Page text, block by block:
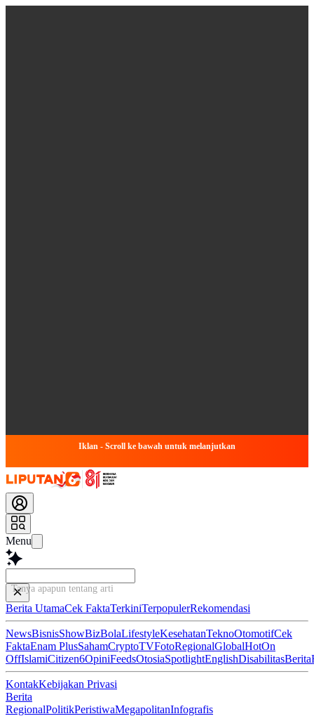
Iklan - Scroll ke bawah untuk melanjutkan
Menu
Tanya apapun tentang artikel ini...
Berita UtamaCek FaktaTerkiniTerpopulerRekomendasi
NewsBisnisShowBizBolaLifestyleKesehatanTeknoOtomotifCek
FaktaEnam PlusSahamCryptoTVFotoRegionalGlobalHotOn
OffIslamiCitizen6OpiniFeedsOtosiaSpotlightEnglishDisabilitasBerita
KontakKebijakan Privasi
Berita
RegionalPolitikPeristiwaMegapolitanInfografis